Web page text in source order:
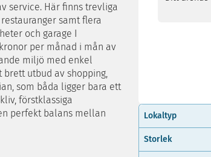
service. Här finns trevliga
samt flera
och garage I
per månad i mån av
miljö med enkel
utbud av shopping,
som båda ligger bara ett
förstklassiga
perfekt balans mellan
Lokaltyp
Storlek